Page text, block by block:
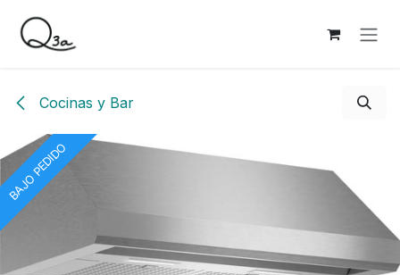
Cocinas y Bar
BAJO PEDIDO